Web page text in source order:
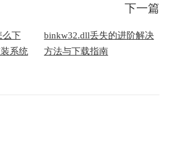
么下
系统
下一篇
binkw32.dll丢失的进阶解决
方法与下载指南